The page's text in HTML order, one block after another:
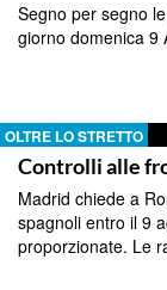
Segno per segno
giorno domenica 9
OLTRE LO STRETTO
Controlli alle
Madrid chiede a
spagnoli entro il 9
proporzionate. Le